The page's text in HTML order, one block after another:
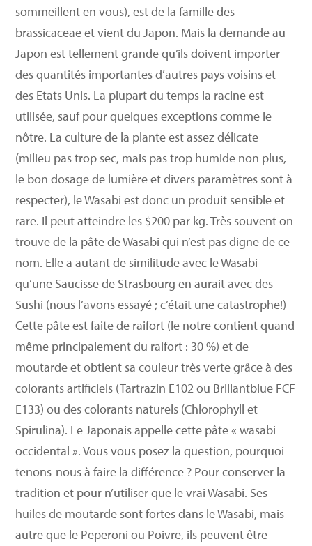
sommeillent en vous), est de la famille des
brassicaceae et vient du Japon. Mais la demande au
Japon est tellement grande qu’ils doivent importer
des quantités importantes d’autres pays voisins et
des Etats Unis. La plupart du temps la racine est
utilisée, sauf pour quelques exceptions comme le
nôtre. La culture de la plante est assez délicate
(milieu pas trop sec, mais pas trop humide non plus,
le bon dosage de lumière et divers paramètres sont à
respecter), le Wasabi est donc un produit sensible et
rare. Il peut atteindre les $200 par kg. Très souvent on
trouve de la pâte de Wasabi qui n’est pas digne de ce
nom. Elle a autant de similitude avec le Wasabi
qu’une Saucisse de Strasbourg en aurait avec des
Sushi (nous l’avons essayé ; c’était une catastrophe!)
Cette pâte est faite de raifort (le notre contient quand
même principalement du raifort : 30 %) et de
moutarde et obtient sa couleur très verte grâce à des
colorants artificiels (Tartrazin E102 ou Brillantblue FCF
E133) ou des colorants naturels (Chlorophyll et
Spirulina). Le Japonais appelle cette pâte « wasabi
occidental ». Vous vous posez la question, pourquoi
tenons-nous à faire la différence ? Pour conserver la
tradition et pour n’utiliser que le vrai Wasabi. Ses
huiles de moutarde sont fortes dans le Wasabi, mais
autre que le Peperoni ou Poivre, ils peuvent être